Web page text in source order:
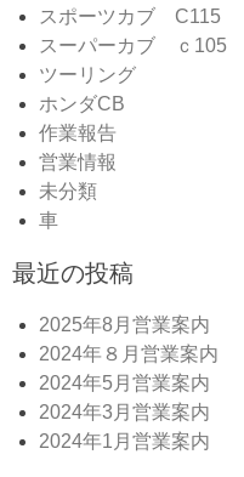
スポーツカブ C115
スーパーカブ ｃ105
ツーリング
ホンダCB
作業報告
営業情報
未分類
車
最近の投稿
2025年8月営業案内
2024年８月営業案内
2024年5月営業案内
2024年3月営業案内
2024年1月営業案内